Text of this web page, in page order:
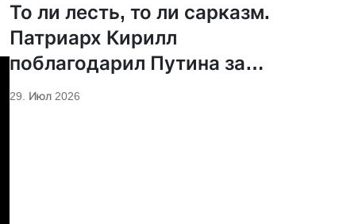
То ли лесть, то ли сарказм.
Патриарх Кирилл
поблагодарил Путина за
защиту суверенитета и
29. Июл 2026